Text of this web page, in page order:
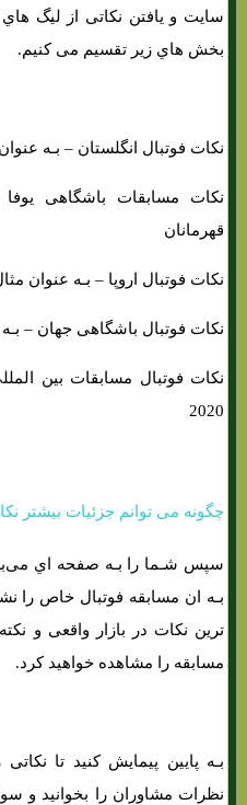
سایت و یافتن نکاتی از لیگ هاي‌
بخش هاي‌ زیر تقسیم می کنیم.
نکات فوتبال انگلستان – بـه
نکات مسابقات باشگاهی
قهرمانان
نکات فوتبال اروپا – بـه عنوان
نکات فوتبال باشگاهی جهان –
نکات فوتبال مسابقات بین
2020
چگونه می توانم جزئیات بیشتر
سپس شـما را بـه صفحه اي
بـه ان مسابقه فوتبال خاص را
ترین نکات در بازار واقعی و
مسابقه را مشاهده خواهید کرد.
بـه پایین پیمایش کنید تا نکاتی
نظرات مشاوران را بخوانید و